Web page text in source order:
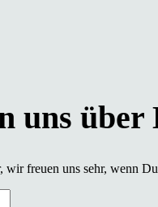
wir freuen uns sehr, wenn